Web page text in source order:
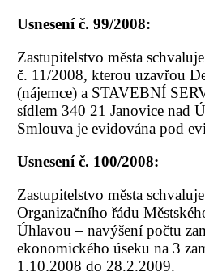
Usnesení č. 99/2008:
Zastupitelstvo města
č. 11/2008, kterou uzavřou
(nájemce) a STAVEBNÍ
sídlem 340 21 Janovice nad
Smlouva je evidována pod
Usnesení č. 100/2008:
Zastupitelstvo města
Organizačního řádu
Úhlavou – navýšení počtu
ekonomického úseku na 3
1.10.2008 do 28.2.2009.